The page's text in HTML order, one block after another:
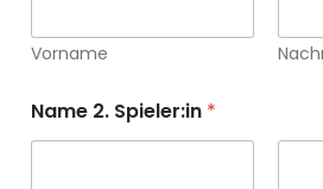
Vorname
Name 2. Spieler:in *